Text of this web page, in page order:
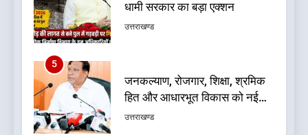
हित और आधारभूत विकास को नई
गति : धामी कैबिनेट के ऐतिहासिक
उत्तराखण्ड
6
क्या रमेश पोखरियाल ‘निशंक’ बनने जा
रहे हैं उत्तराखंड भाजपा के नए प्रदेश
अध्यक्ष? राजनीति के गलियारों में
उत्तराखण्ड